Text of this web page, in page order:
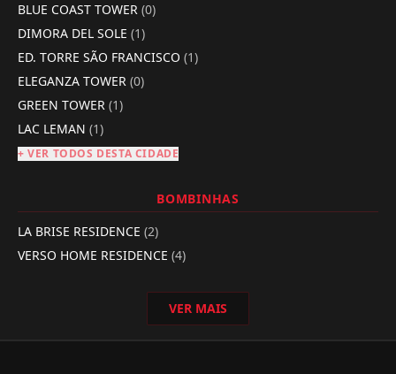
BLUE COAST TOWER (0)
DIMORA DEL SOLE (1)
ED. TORRE SÃO FRANCISCO (1)
ELEGANZA TOWER (0)
GREEN TOWER (1)
LAC LEMAN (1)
+ VER TODOS DESTA CIDADE
BOMBINHAS
LA BRISE RESIDENCE (2)
VERSO HOME RESIDENCE (4)
VER MAIS